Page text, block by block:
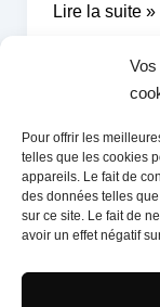
Pour offrir les
telles que les cookies
appareils. Le fait de
des données telles
sur ce site. Le fait de
avoir un effet négatif
Lire la suite »